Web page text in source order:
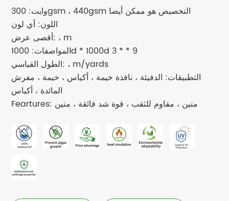
وايت: 300gsm ، 440gsm التخصيص هو ممكن أيضا
اللون: أي لون
أقصى عرض: ، m
المواصفات: 1000d * 1000d 3 * * 9
الطول القياسي: ، m/yards
التطبيقات: الدفيئة ، نافذة خيمة ، أكياس ، خيمة ، مفرش
المائدة ، أكياس
Feartures: متين ، مقاوم للثقب ، قوة شد فائقة ، متين